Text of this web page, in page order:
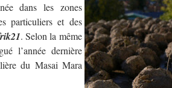
dans les zones
particuliers et des
. Selon la même
l’année dernière
du Masai Mara